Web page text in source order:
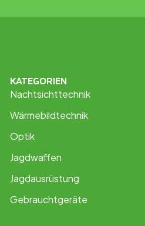
KATEGORIEN
Nachtsichttechnik
Wärmebildtechnik
Optik
Jagdwaffen
Jagdausrüstung
Gebrauchtgeräte